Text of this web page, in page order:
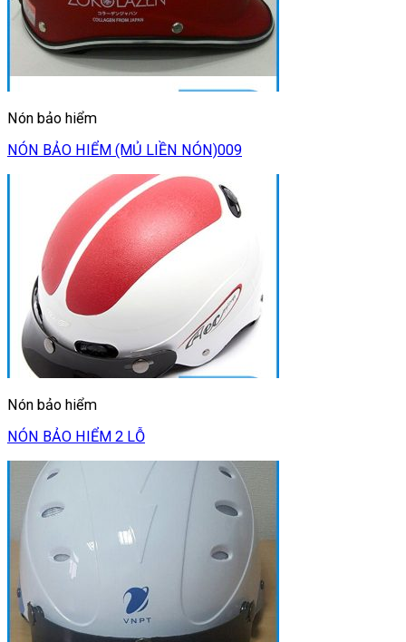
Nón bảo hiểm
NÓN BẢO HIỂM (MỦ LIỀN NÓN)009
Nón bảo hiểm
NÓN BẢO HIỂM 2 LỖ